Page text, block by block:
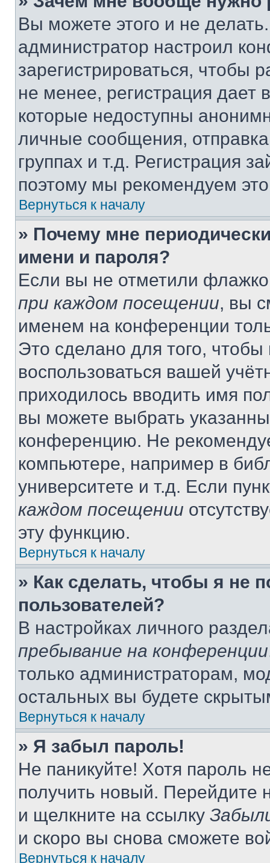
Вы можете этого и не
администратор настроил
зарегистрироваться, чтобы
не менее, регистрация
которые недоступны
личные сообщения,
группах и т.д. Регистрация
поэтому мы рекомендуем
Вернуться к началу
» Почему мне
имени и пароля?
Если вы не отметили
при каждом посещении, вы
именем на конференции
Это сделано для того, чтобы
воспользоваться вашей
приходилось вводить имя
вы можете выбрать
конференцию. Не
компьютере, например в
университете и т.д. Если
каждом посещении
эту функцию.
Вернуться к началу
» Как сделать, чтобы я не
пользователей?
В настройках личного
пребывание на конференции
только администраторам,
остальных вы будете
Вернуться к началу
» Я забыл пароль!
Не паникуйте! Хотя пароль
получить новый. Перейдите
и щелкните на ссылку
и скоро вы снова сможете
Вернуться к началу